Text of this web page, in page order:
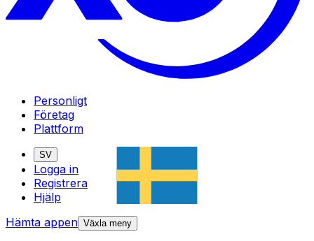
Personligt
Företag
Plattform
SV
Logga in
Registrera
Hjälp
Hämta appen Växla meny